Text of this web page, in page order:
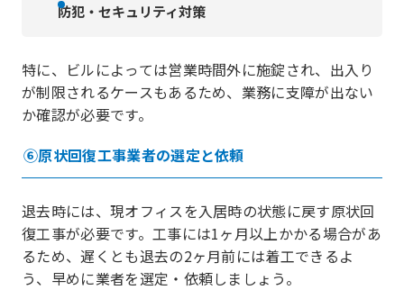
防犯・セキュリティ対策
特に、ビルによっては営業時間外に施錠され、出入り
が制限されるケースもあるため、業務に支障が出ない
か確認が必要です。
⑥原状回復工事業者の選定と依頼
退去時には、現オフィスを入居時の状態に戻す原状回
復工事が必要です。工事には1ヶ月以上かかる場合があ
るため、遅くとも退去の2ヶ月前には着工できるよ
う、早めに業者を選定・依頼しましょう。